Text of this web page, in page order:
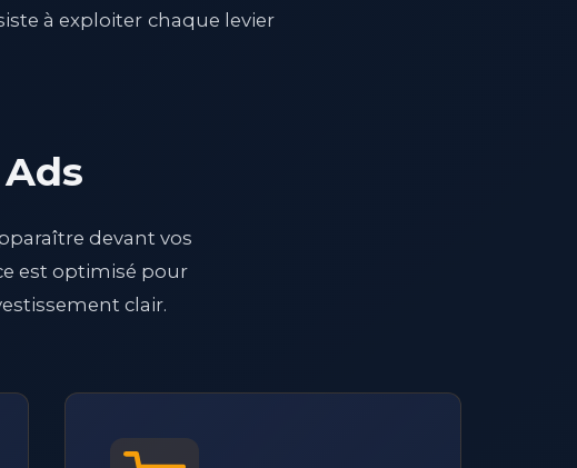
à exploiter chaque levier
devant vos
est optimisé pour
clair.